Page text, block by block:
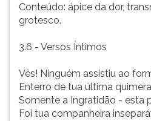
Conteúdo: ápice da dor,
grotesco.
3.6 - Versos Íntimos
Vês! Ninguém assistiu ao
Enterro de tua última
Somente a Ingratidão - esta
Foi tua companheira